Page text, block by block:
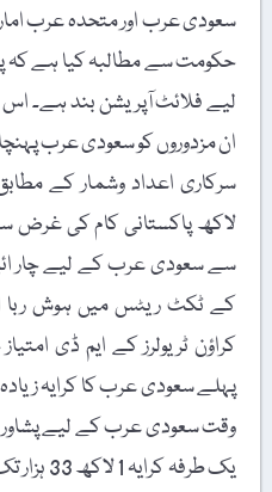
سعودی عرب اور متحدہ عرب
حکومت سے مطالبہ کیا ہے کہ
لیے فلائٹ آپریشن بند ہے۔
ان مزدوروں کو سعودی عرب
لاکھ پاکستانی کام کی غرض
سے سعودی عرب کے لیے چار
کے ٹکٹ ریٹس میں ہوش ربا
کراؤن ٹریولرز کے ایم ڈی
وقت سعودی عرب کے لیے پشاور